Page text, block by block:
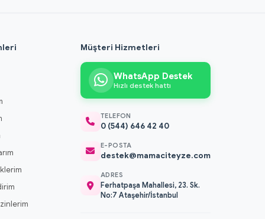
Müşteri Hizmetleri
WhatsApp Destek
Hızlı destek hattı
TELEFON
0 (544) 646 42 40
E-POSTA
destek@mamaciteyze.com
ADRES
Ferhatpaşa Mahallesi, 23. Sk.
No:7 Ataşehir/İstanbul